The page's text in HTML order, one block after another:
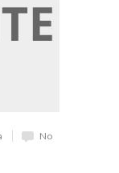
No